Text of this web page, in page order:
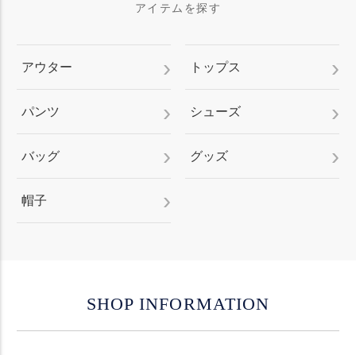
アイテムを探す
アウター トップス
パンツ シューズ
バッグ グッズ
帽子
SHOP INFORMATION